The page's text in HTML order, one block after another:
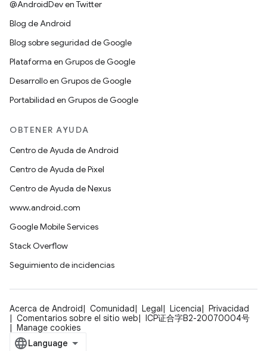
@AndroidDev en Twitter
Blog de Android
Blog sobre seguridad de Google
Plataforma en Grupos de Google
Desarrollo en Grupos de Google
Portabilidad en Grupos de Google
OBTENER AYUDA
Centro de Ayuda de Android
Centro de Ayuda de Pixel
Centro de Ayuda de Nexus
www.android.com
Google Mobile Services
Stack Overflow
Seguimiento de incidencias
Acerca de Android Comunidad Legal Licencia
Privacidad
Comentarios sobre el sitio web
ICP证合字B2-20070004号
Manage cookies